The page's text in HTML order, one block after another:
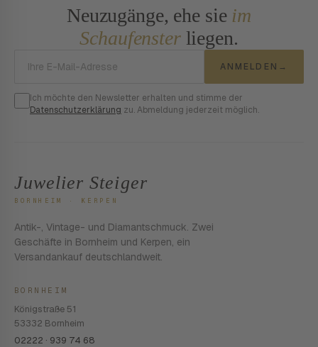
Neuzugänge, ehe sie im
Schaufensterliegen.
ANMELDEN →
Ich möchte den Newsletter erhalten und stimme der
Datenschutzerklärung zu. Abmeldung jederzeit möglich.
Juwelier Steiger
BORNHEIM · KERPEN
Antik-, Vintage- und Diamantschmuck. Zwei
Geschäfte in Bornheim und Kerpen, ein
Versandankauf deutschlandweit.
BORNHEIM
Königstraße 51
53332 Bornheim
02222 · 939 74 68